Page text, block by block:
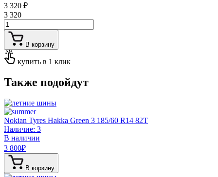
3 320 ₽
3 320
В корзину
купить в 1 клик
Также подойдут
Nokian Tyres Hakka Green 3 185/60 R14 82T
Наличие: 3
В наличии
3 800₽
В корзину